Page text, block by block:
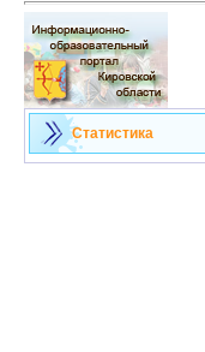
Статистика